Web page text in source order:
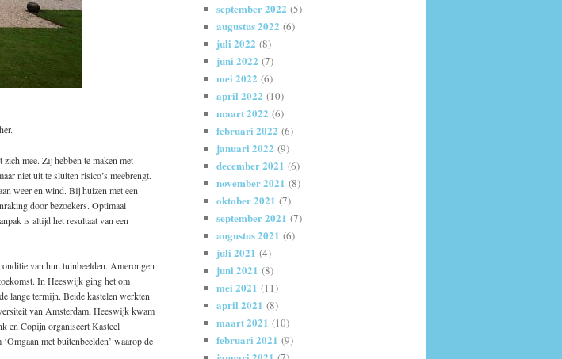
mee. Zij hebben te maken met
niet uit te sluiten risico’s meebrengt.
weer en wind. Bij huizen met een
door bezoekers. Optimaal
is altijd het resultaat van een
van hun tuinbeelden. Amerongen
In Heeswijk ging het om
lange termijn. Beide kastelen werkten
van Amsterdam, Heeswijk kwam
en Copijn organiseert Kasteel
met buitenbeelden’ waarop de
september 2022 (5)
augustus 2022 (6)
juli 2022 (8)
juni 2022 (7)
mei 2022 (6)
april 2022 (10)
maart 2022 (6)
februari 2022 (6)
januari 2022 (9)
december 2021 (6)
november 2021 (8)
oktober 2021 (7)
september 2021 (7)
augustus 2021 (6)
juli 2021 (4)
juni 2021 (8)
mei 2021 (11)
april 2021 (8)
maart 2021 (10)
februari 2021 (9)